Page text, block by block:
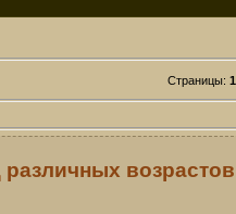
Страницы: 1
возрастов